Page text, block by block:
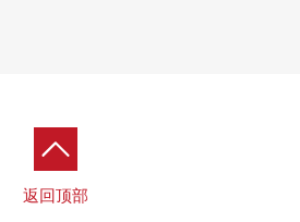
返回顶部